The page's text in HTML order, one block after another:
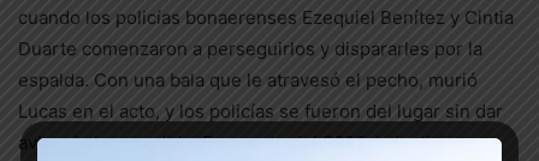
cuando los policías bonaerenses Ezequiel Benítez y Cintia
Duarte comenzaron a perseguirlos y dispararles por la
espalda. Con una bala que le atravesó el pecho, murió
Lucas en el acto, y los policías se fueron del lugar sin dar
aviso de lo sucedido. En agosto del 2022, la justicia